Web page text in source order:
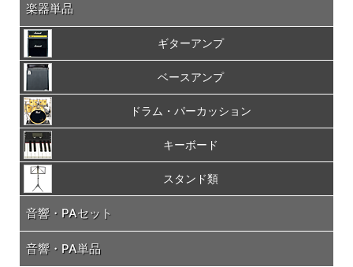
楽器単品
ギターアンプ
ベースアンプ
ドラム・パーカッション
キーボード
スタンド類
音響・PAセット
音響・PA単品